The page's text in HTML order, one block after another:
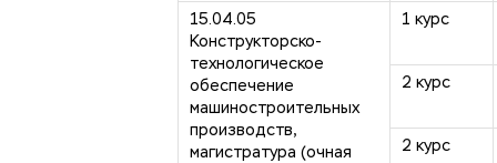
15.04.05
Конструкторско-
технологическое
обеспечение
машиностроительных
производств,
магистратура (очная
1 курс
2 курс
2 курс